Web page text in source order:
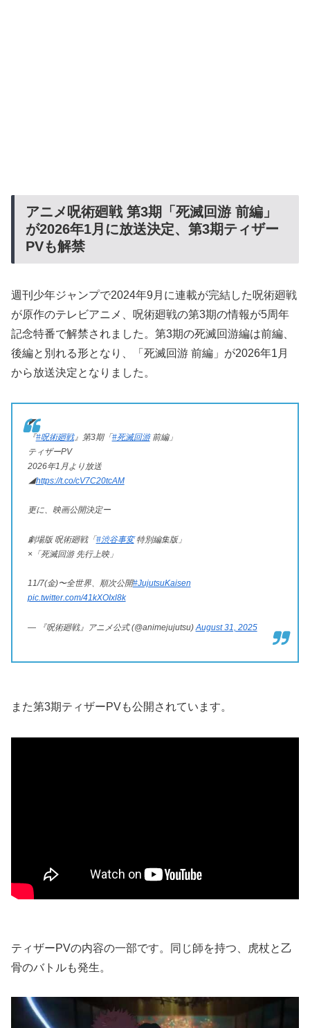
アニメ呪術廻戦 第3期「死滅回游 前編」
が2026年1月に放送決定、第3期ティザー
PVも解禁
週刊少年ジャンプで2024年9月に連載が完結した呪術廻戦
が原作のテレビアニメ、呪術廻戦の第3期の情報が5周年
記念特番で解禁されました。第3期の死滅回游編は前編、
後編と別れる形となり、「死滅回游 前編」が2026年1月
から放送決定となりました。
◤
『#呪術廻戦』第3期「#死滅回游前編」
ティザーPV
2026年1月より放送
◢https://t.co/cV7C20tcAM
更に、映画公開決定ー
劇場版 呪術廻戦「#渋谷事変特別編集版」
×「死滅回游 先行上映」
11/7(金)〜全世界、順次公開#JujutsuKaisen
pic.twitter.com/41kXOIxl8k
— 『呪術廻戦』アニメ公式 (@animejujutsu)August 31, 2025
また第3期ティザーPVも公開されています。
ティザーPVの内容の一部です。同じ師を持つ、虎杖と乙
骨のバトルも発生。